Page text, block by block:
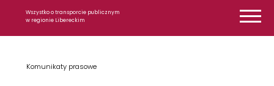
Wszystko o transporcie publicznym
w regionie Libereckim
Komunikaty prasowe